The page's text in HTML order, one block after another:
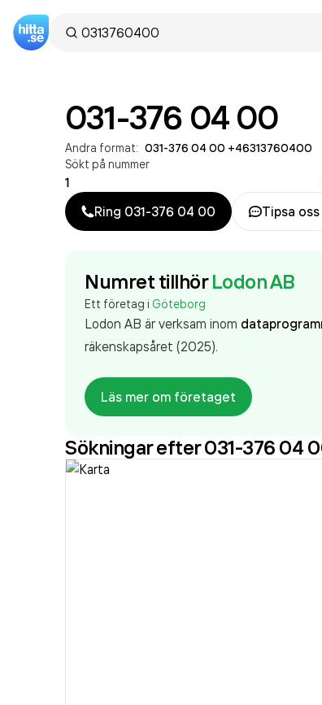
031-376 04 00
Andra format: 031-376 04 00 +46313760400
Sökt på nummer
1
Ring 031-376 04 00 Tipsa oss
Numret tillhör Lodon AB
Ett företag i Göteborg
Lodon AB är verksam inom
räkenskapsåret (2025).
Läs mer om företaget
Sökningar efter 031-376 04